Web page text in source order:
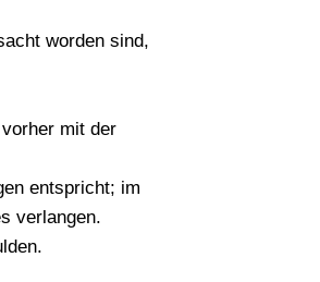
worden sind,
mit der
entspricht; im
verlangen.